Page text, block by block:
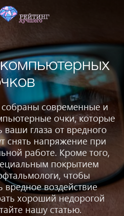
современные и
очки, которые
ваши глаза от вредного
снять напряжение при
работе. Кроме того,
покрытием
чтобы
воздействие
хороший недорогой
нашу статью.